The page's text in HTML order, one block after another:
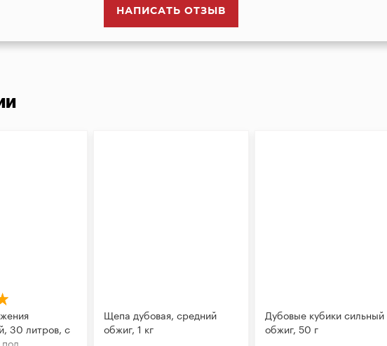
НАПИСАТЬ ОТЗЫВ
30 литров, с
Щепа дубовая, средний
обжиг, 1 кг
Дубовые кубики сильный
обжиг, 50 г